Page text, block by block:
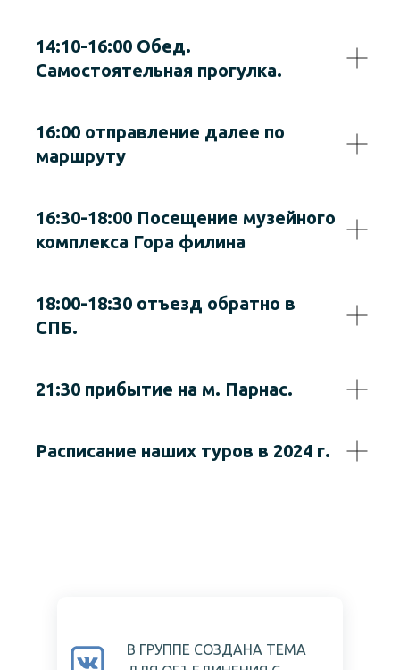
14:10-16:00 Обед.
Самостоятельная прогулка.
16:00 отправление далее по
маршруту
16:30-18:00 Посещение музейного
комплекса Гора филина
18:00-18:30 отъезд обратно в
СПБ.
21:30 прибытие на м. Парнас.
Расписание наших туров в 2024 г.
В ГРУППЕ СОЗДАНА ТЕМА